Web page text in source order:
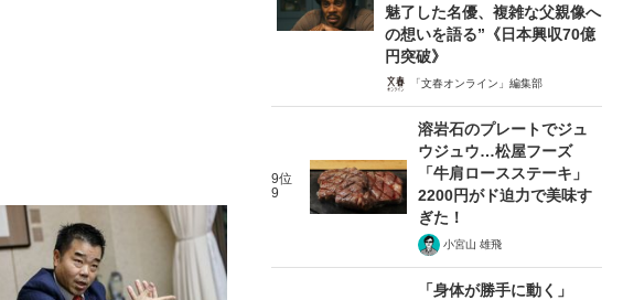
魅了した名優、複雑な父親像へ
の想いを語る”《日本興収70億
円突破》
「文春オンライン」編集部
9位
9
溶岩石のプレートでジュ
ウジュウ…松屋フーズ
「牛肩ロースステーキ」
2200円がド迫力で美味す
ぎた！
小宮山 雄飛
「身体が勝手に動く」